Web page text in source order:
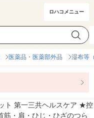
ロハコメニュー
医薬品・医薬部外品 湿布等